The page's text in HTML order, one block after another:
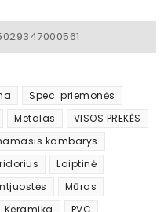
Spec. priemonės
Metalas
VISOS PREKĖS
kambarys
Laiptinė
Mūras
Keramika PVC